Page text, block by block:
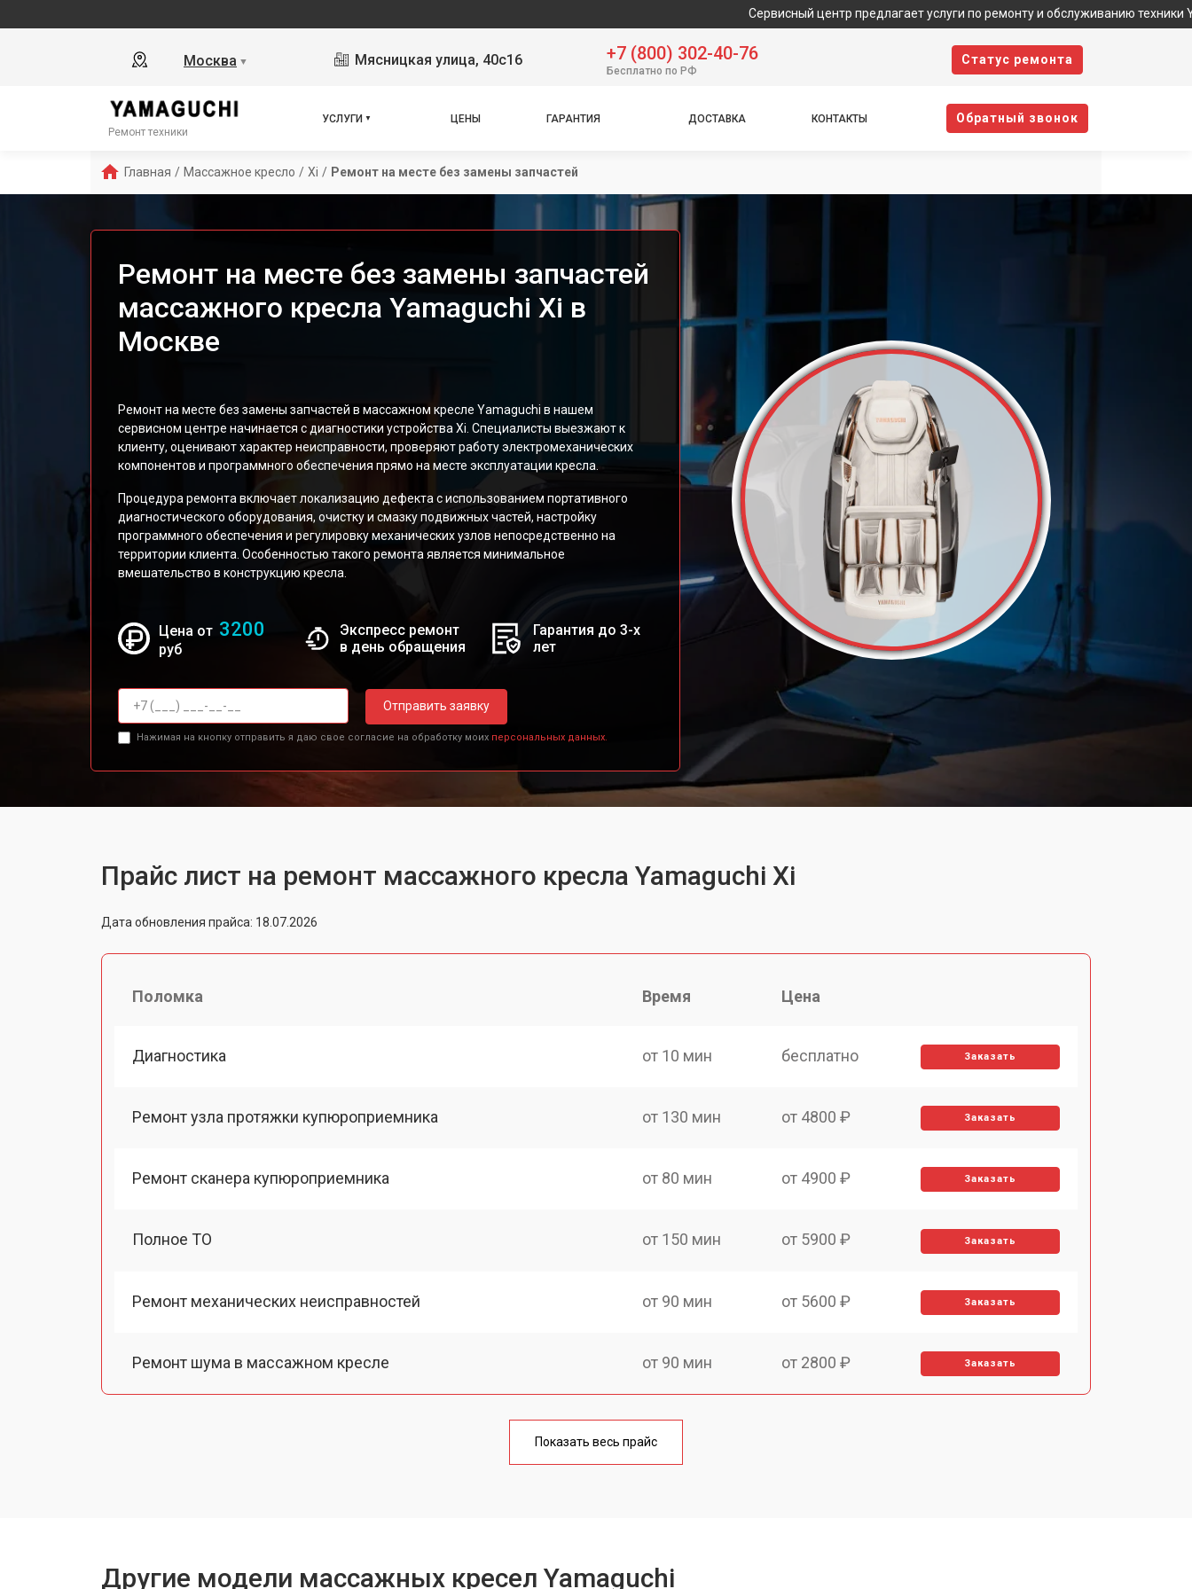
Сервисный центр предлагает услуги по ремонту и обслуживанию техники
Москва ▼ Мясницкая улица, 40с16 +7 (800) 302-40-76
Бесплатно по РФ
Cтатус ремонта
Ремонт техники
УСЛУГИ ЦЕНЫ ГАРАНТИЯ ДОСТАВКА КОНТАКТЫ Oбратный звонок
Главная / Массажное кресло / Xi / Ремонт на месте без замены запчастей
Ремонт на месте без замены запчастей
массажного кресла Yamaguchi Xi в
Москве
Ремонт на месте без замены запчастей в массажном кресле Yamaguchi в нашем
сервисном центре начинается с диагностики устройства Xi. Специалисты выезжают к
клиенту, оценивают характер неисправности, проверяют работу электромеханических
компонентов и программного обеспечения прямо на месте эксплуатации кресла.
Процедура ремонта включает локализацию дефекта с использованием портативного
диагностического оборудования, очистку и смазку подвижных частей, настройку
программного обеспечения и регулировку механических узлов непосредственно на
территории клиента. Особенностью такого ремонта является минимальное
вмешательство в конструкцию кресла.
Цена от 3200
руб
Экспресс ремонт
в день обращения
Гарантия до 3-х
лет
Отправить заявку
Нажимая на кнопку отправить я даю свое согласие на обработку моих персональных данных.
Прайс лист на ремонт массажного кресла Yamaguchi Xi
Дата обновления прайса: 18.07.2026
Поломка Время Цена
Диагностика от 10 мин бесплатно Заказать
Ремонт узла протяжки купюроприемника от 130 мин от 4800 ₽ Заказать
Ремонт сканера купюроприемника от 80 мин от 4900 ₽ Заказать
Полное ТО от 150 мин от 5900 ₽ Заказать
Ремонт механических неисправностей от 90 мин от 5600 ₽ Заказать
Ремонт шума в массажном кресле от 90 мин от 2800 ₽ Заказать
от 90 мин
Показать весь прайс
Другие модели массажных кресел Yamaguchi